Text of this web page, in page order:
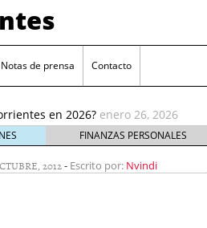
Notas de prensa Contacto
en 2026? enero 26, 2026
antes de abrir una nueva enero
elegir? enero 17, 2026
en su cuenta online
FINANZAS PERSONALES
2012- Escrito por: Nvindi